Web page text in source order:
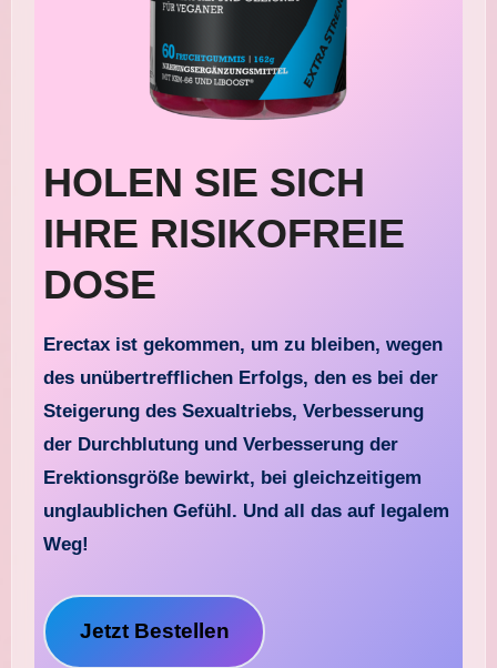
HOLEN SIE SICH
IHRE RISIKOFREIE
DOSE
Erectax ist gekommen, um zu bleiben, wegen
des unübertrefflichen Erfolgs, den es bei der
Steigerung des Sexualtriebs, Verbesserung
der Durchblutung und Verbesserung der
Erektionsgröße bewirkt, bei gleichzeitigem
unglaublichen Gefühl. Und all das auf legalem
Weg!
Jetzt Bestellen